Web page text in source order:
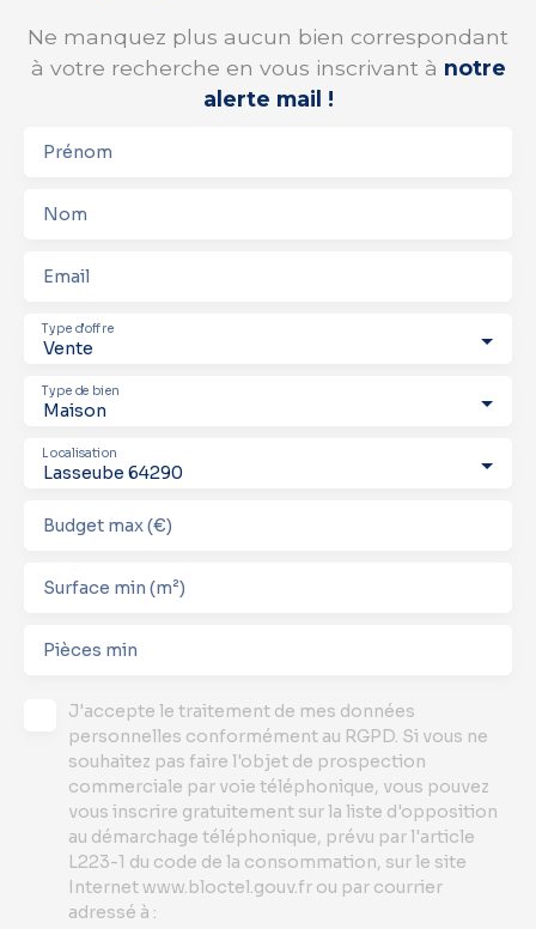
Ne manquez plus aucun bien correspondant
à votre recherche en vous inscrivant à notre
alerte mail !
Prénom
Nom
Email
Vente
Type d'offre
Maison
Type de bien
Lasseube 64290
Localisation
Budget max (€)
Surface min (m²)
Pièces min
J'accepte le traitement de mes données
personnelles conformément au RGPD. Si vous ne
souhaitez pas faire l'objet de prospection
commerciale par voie téléphonique, vous pouvez
vous inscrire gratuitement sur la liste d'opposition
au démarchage téléphonique, prévu par l'article
L223-1 du code de la consommation, sur le site
Internet www.bloctel.gouv.fr ou par courrier
adressé à :